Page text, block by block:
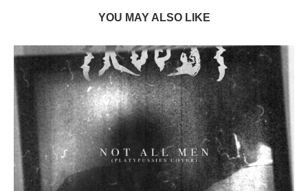
YOU MAY ALSO LIKE